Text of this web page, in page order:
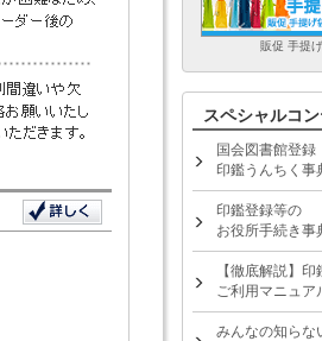
販促 手提
スペシャルコ
国会図書館登録
印鑑うんちく事
印鑑登録等の
お役所手続き事
【徹底解説】印
ご利用マニュア
みんなの知らな